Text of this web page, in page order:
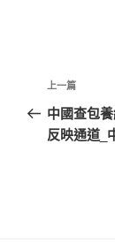
文
章
導
上
一
篇
上一篇
中國查包
反映通道_